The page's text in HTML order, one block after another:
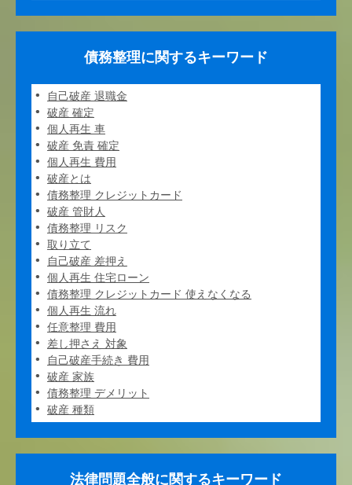
債務整理に関するキーワード
自己破産 退職金
破産 確定
個人再生 車
破産 免責 確定
個人再生 費用
破産とは
債務整理 クレジットカード
破産 管財人
債務整理 リスク
取り立て
自己破産 差押え
個人再生 住宅ローン
債務整理 クレジットカード 使えなくなる
個人再生 流れ
任意整理 費用
差し押さえ 対象
自己破産手続き 費用
破産 家族
債務整理 デメリット
破産 種類
法律問題全般に関するキーワード